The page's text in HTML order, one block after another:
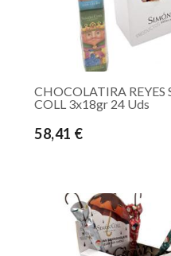
CHOCOLATIRA REYES
COLL 3x18gr 24 Uds
58,41 €